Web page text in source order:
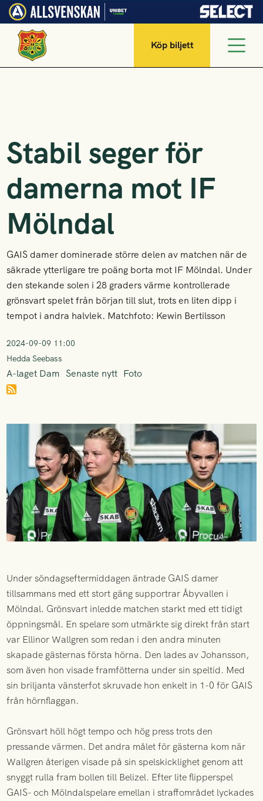
Köp biljett
Stabil seger för
damerna mot IF
Mölndal
GAIS damer dominerade större delen av matchen när de
säkrade ytterligare tre poäng borta mot IF Mölndal. Under
den stekande solen i 28 graders värme kontrollerade
grönsvart spelet från början till slut, trots en liten dipp i
tempot i andra halvlek. Matchfoto: Kewin Bertilsson
2024-09-09 11:00
Hedda Seebass
A-laget Dam Senaste nytt Foto
Under söndagseftermiddagen äntrade GAIS damer
tillsammans med ett stort gäng supportrar Åbyvallen i
Mölndal. Grönsvart inledde matchen starkt med ett tidigt
öppningsmål. En spelare som utmärkte sig direkt från start
var Ellinor Wallgren som redan i den andra minuten
skapade gästernas första hörna. Den lades av Johansson,
som även hon visade framfötterna under sin speltid. Med
sin briljanta vänsterfot skruvade hon enkelt in 1-0 för GAIS
från hörnflaggan.
Grönsvart höll högt tempo och hög press trots den
pressande värmen. Det andra målet för gästerna kom när
Wallgren återigen visade på sin spelskicklighet genom att
snyggt rulla fram bollen till Belizel. Efter lite flipperspel
GAIS- och Mölndalspelare emellan i straffområdet lyckades